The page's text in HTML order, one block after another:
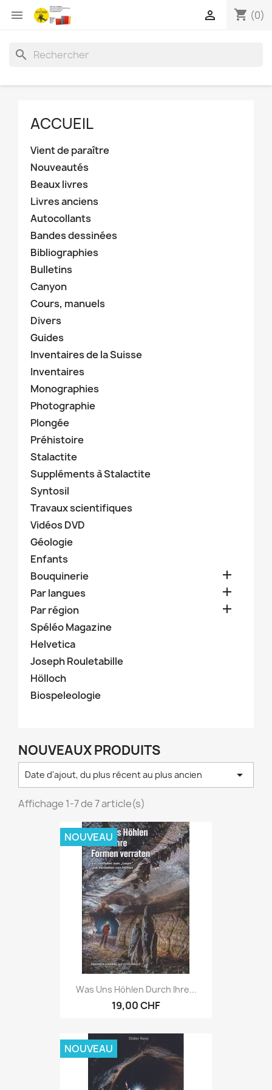
 shopping_cart (0)

search
ACCUEIL
Vient de paraître
Nouveautés
Beaux livres
Livres anciens
Autocollants
Bandes dessinées
Bibliographies
Bulletins
Canyon
Cours, manuels
Divers
Guides
Inventaires de la Suisse
Inventaires
Monographies
Photographie
Plongée
Préhistoire
Stalactite
Suppléments à Stalactite
Syntosil
Travaux scientifiques
Vidéos DVD
Géologie
Enfants
Bouquinerie

Par langues 
Par région 
Spéléo Magazine
Helvetica
Joseph Rouletabille
Hölloch
Biospeleologie
NOUVEAUX PRODUITS
Date d'ajout, du plus récent au plus ancien 
Affichage 1-7 de 7 article(s)
Was Uns Höhlen Durch Ihre...
19,00 CHF
NOUVEAU
NOUVEAU